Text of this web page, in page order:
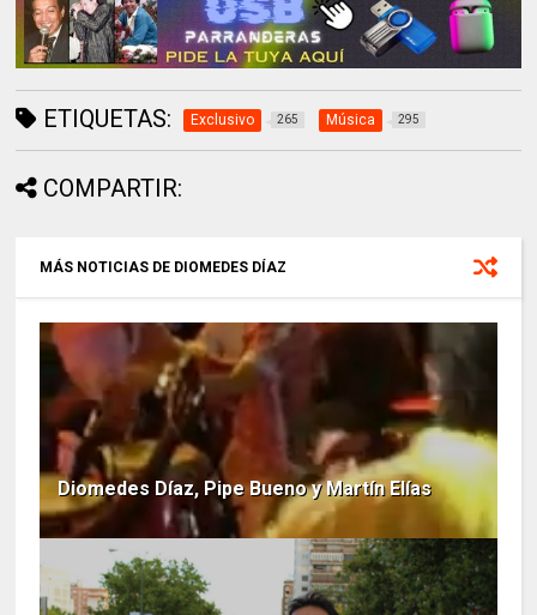
ETIQUETAS: Exclusivo 265 Música 295
COMPARTIR:
MÁS NOTICIAS DE DIOMEDES DÍAZ
Diomedes Díaz, Pipe Bueno y Martín Elías